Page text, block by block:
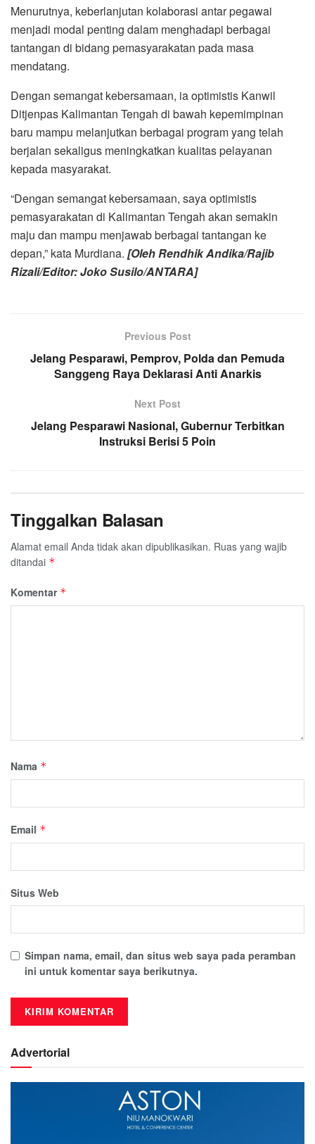
Menurutnya, keberlanjutan kolaborasi antar pegawai
menjadi modal penting dalam menghadapi berbagai
tantangan di bidang pemasyarakatan pada masa
mendatang.
Dengan semangat kebersamaan, ia optimistis Kanwil
Ditjenpas Kalimantan Tengah di bawah kepemimpinan
baru mampu melanjutkan berbagai program yang telah
berjalan sekaligus meningkatkan kualitas pelayanan
kepada masyarakat.
“Dengan semangat kebersamaan, saya optimistis
pemasyarakatan di Kalimantan Tengah akan semakin
maju dan mampu menjawab berbagai tantangan ke
depan,” kata Murdiana. [Oleh Rendhik Andika/Rajib
Rizali/Editor: Joko Susilo/ANTARA]
Previous Post
Jelang Pesparawi, Pemprov, Polda dan Pemuda
Sanggeng Raya Deklarasi Anti Anarkis
Next Post
Jelang Pesparawi Nasional, Gubernur Terbitkan
Instruksi Berisi 5 Poin
Tinggalkan Balasan
Alamat email Anda tidak akan dipublikasikan. Ruas yang wajib
ditandai *
Komentar *
Nama *
Email *
Situs Web
Simpan nama, email, dan situs web saya pada peramban
ini untuk komentar saya berikutnya.
Advertorial